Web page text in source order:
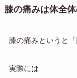
膝の痛みは体全
膝の痛みというと
実際には